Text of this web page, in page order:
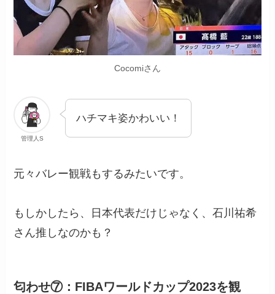
Cocomiさん
管理人S
ハチマキ姿かわいい！
元々バレー観戦もするみたいです。
もしかしたら、日本代表だけじゃなく、石川祐希
さん推しなのかも？
匂わせ⑦：FIBAワールドカップ2023を観